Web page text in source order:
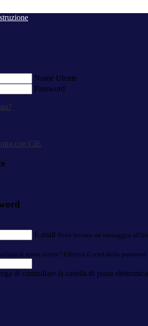
Nome Utente
Password
con CIE
E-mail Verrà inviato un messaggio
al nome utente? Effettua il reset della
di controllare la casella di posta